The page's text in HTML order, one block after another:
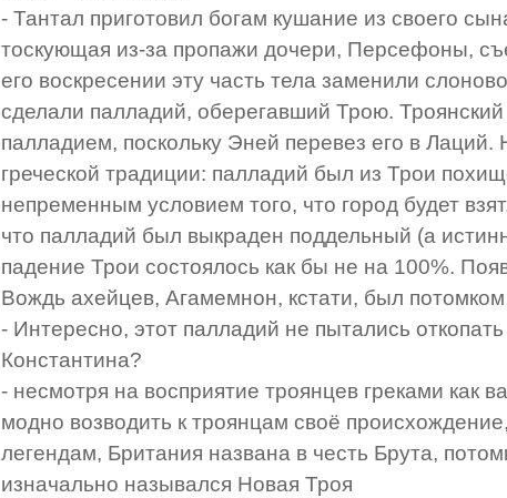
- Тантал приготовил богам кушание из своего
тоскующая из-за пропажи дочери, Персефоны,
его воскресении эту часть тела заменили
сделали палладий, оберегавший Трою.
палладием, поскольку Эней перевез его в Лаций.
греческой традиции: палладий был из Трои
непременным условием того, что город будет
что палладий был выкраден поддельный (а
падение Трои состоялось как бы не на 100%.
Вождь ахейцев, Агамемнон, кстати, был
- Интересно, этот палладий не пытались
Константина?
- несмотря на восприятие троянцев греками как
модно возводить к троянцам своё
легендам, Британия названа в честь Брута,
изначально назывался Новая Троя